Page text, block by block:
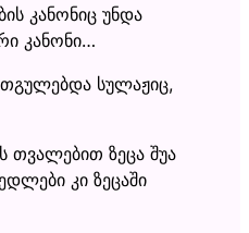
კანონიც უნდა
კანონი…
სულაჟიც,
თვალებით ზეცა შუა
კი ზეცაში